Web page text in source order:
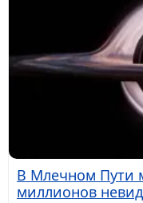
В Млечном Пути
миллионов